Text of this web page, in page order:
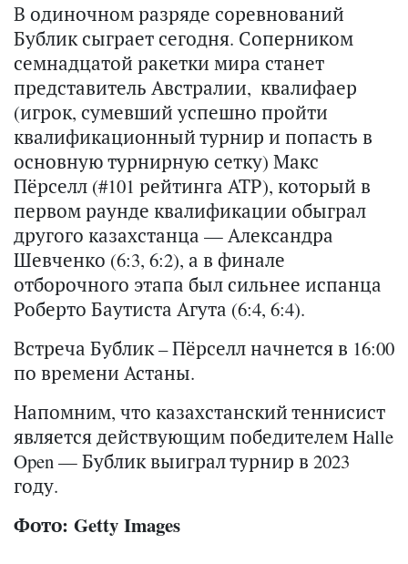
В одиночном разряде соревнований
Бублик сыграет сегодня. Соперником
семнадцатой ракетки мира станет
представитель Австралии, квалифаер
(игрок, сумевший успешно пройти
квалификационный турнир и попасть в
основную турнирную сетку) Макс
Пёрселл (#101 рейтинга АТР), который в
первом раунде квалификации обыграл
другого казахстанца — Александра
Шевченко (6:3, 6:2), а в финале
отборочного этапа был сильнее испанца
Роберто Баутиста Агута (6:4, 6:4).
Встреча Бублик – Пёрселл начнется в 16:00
по времени Астаны.
Напомним, что казахстанский теннисист
является действующим победителем Halle
Open — Бублик выиграл турнир в 2023
году.
Фото: Getty Images